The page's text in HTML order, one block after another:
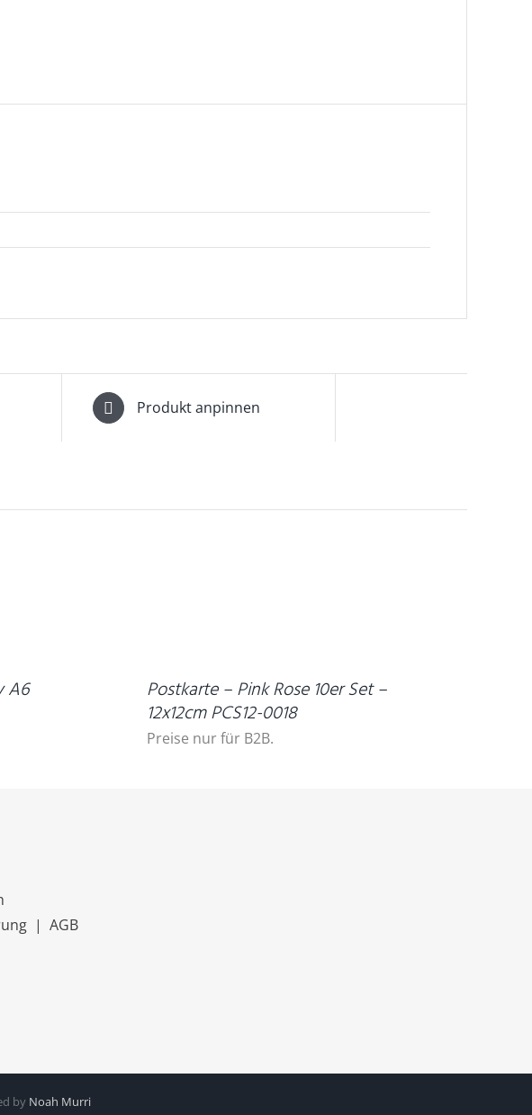
Produkt anpinnen
A6
Postkarte – Pink Rose 10er Set –
12x12cm PCS12-0018
Preise nur für B2B.
|AGB
by Noah Murri